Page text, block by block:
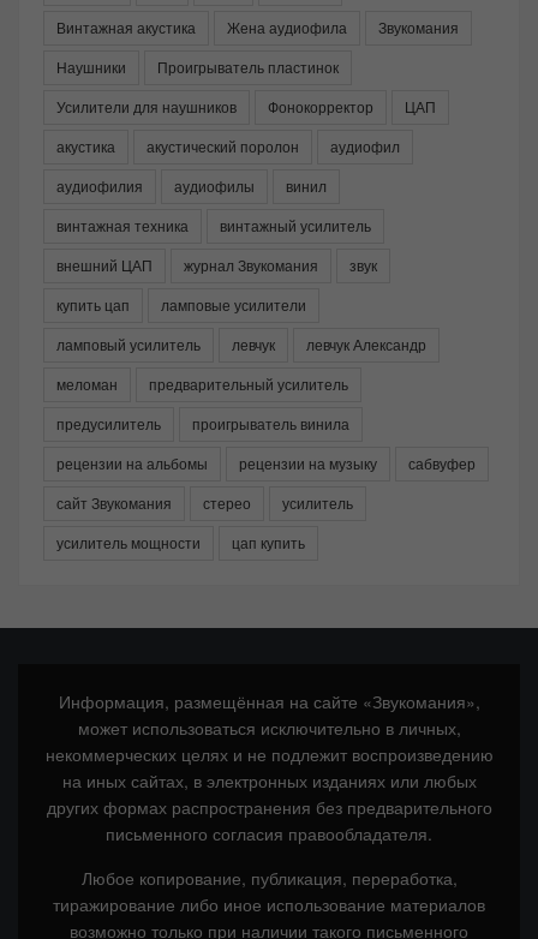
Винтажная акустика
Жена аудиофила
Звукомания
Наушники
Проигрыватель пластинок
Усилители для наушников
Фонокорректор
ЦАП
акустика
акустический поролон
аудиофил
аудиофилия
аудиофилы
винил
винтажная техника
винтажный усилитель
внешний ЦАП
журнал Звукомания
звук
купить цап
ламповые усилители
ламповый усилитель
левчук
левчук Александр
меломан
предварительный усилитель
предусилитель
проигрыватель винила
рецензии на альбомы
рецензии на музыку
сабвуфер
сайт Звукомания
стерео
усилитель
усилитель мощности
цап купить
Информация, размещённая на сайте «Звукомания»,
может использоваться исключительно в личных,
некоммерческих целях и не подлежит воспроизведению
на иных сайтах, в электронных изданиях или любых
других формах распространения без предварительного
письменного согласия правообладателя.
Любое копирование, публикация, переработка,
тиражирование либо иное использование материалов
возможно только при наличии такого письменного